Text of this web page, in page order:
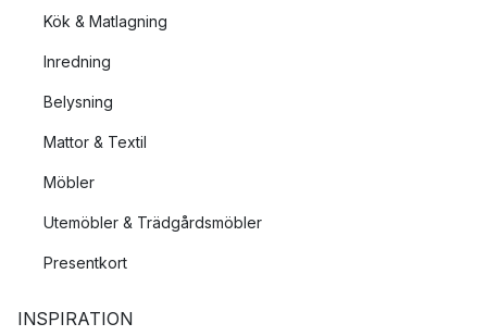
Kök & Matlagning
Inredning
Belysning
Mattor & Textil
Möbler
Utemöbler & Trädgårdsmöbler
Presentkort
INSPIRATION